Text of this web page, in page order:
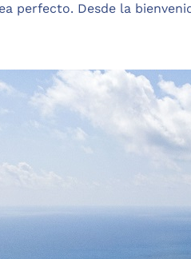
perfecto. Desde la